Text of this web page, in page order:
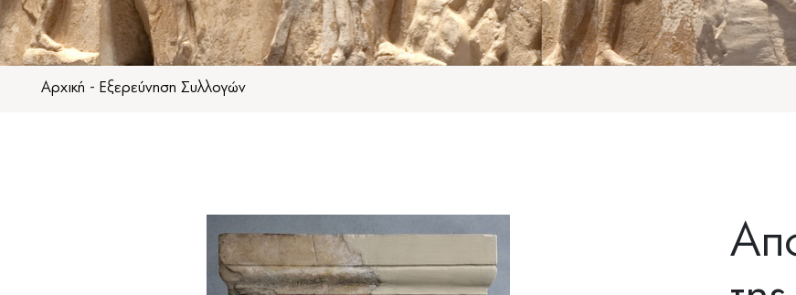
Αρχική - Εξερεύνηση Συλλογών